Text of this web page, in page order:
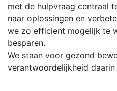
met de hulpvraag centraal
naar oplossingen en
we zo efficient mogelijk te
besparen.
We staan voor gezond
verantwoordelijkheid